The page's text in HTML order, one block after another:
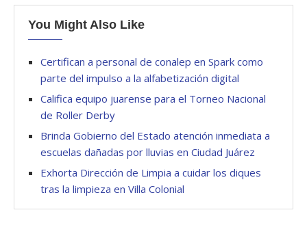
You Might Also Like
Certifican a personal de conalep en Spark como
parte del impulso a la alfabetización digital
Califica equipo juarense para el Torneo Nacional
de Roller Derby
Brinda Gobierno del Estado atención inmediata a
escuelas dañadas por lluvias en Ciudad Juárez
Exhorta Dirección de Limpia a cuidar los diques
tras la limpieza en Villa Colonial